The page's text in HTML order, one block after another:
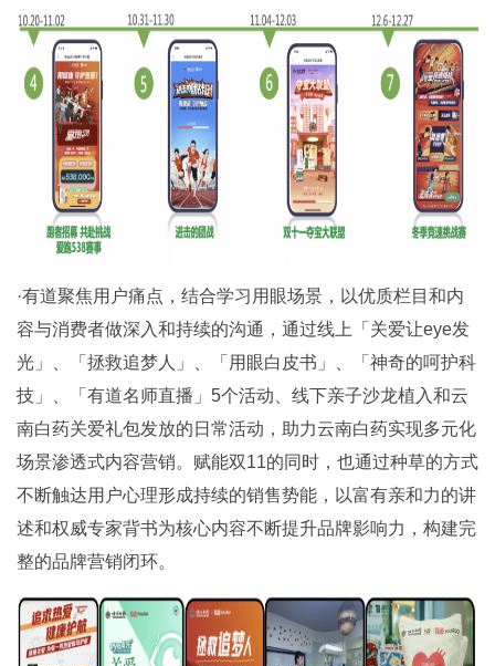
·有道聚焦用户痛点，结合学习用眼场景，以优质栏目和内
容与消费者做深入和持续的沟通，通过线上「关爱让eye发
光」、「拯救追梦人」、「用眼白皮书」、「神奇的呵护科
技」、「有道名师直播」5个活动、线下亲子沙龙植入和云
南白药关爱礼包发放的日常活动，助力云南白药实现多元化
场景渗透式内容营销。赋能双11的同时，也通过种草的方式
不断触达用户心理形成持续的销售势能，以富有亲和力的讲
述和权威专家背书为核心内容不断提升品牌影响力，构建完
整的品牌营销闭环。